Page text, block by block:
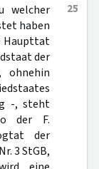
25
welcher
haben
Haupttat
der
ohnehin
-, steht
der F.
der
3 StGB,